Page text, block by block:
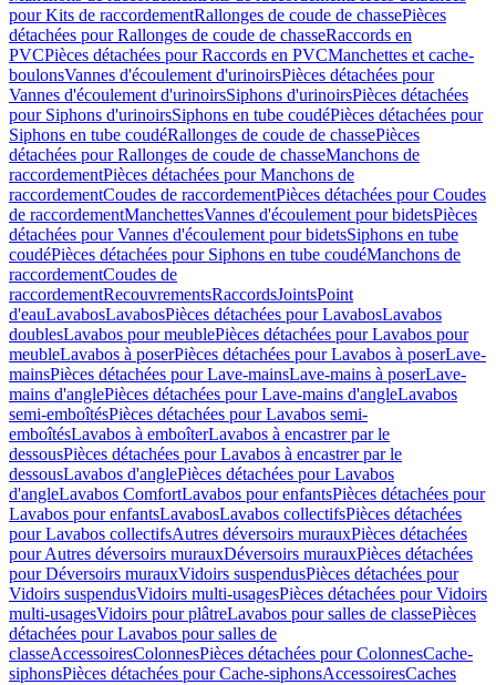
pour Kits de raccordementRallonges de coude de chassePièces
détachées pour Rallonges de coude de chasseRaccords en
PVCPièces détachées pour Raccords en PVCManchettes et cache-
boulonsVannes d'écoulement d'urinoirsPièces détachées pour
Vannes d'écoulement d'urinoirsSiphons d'urinoirsPièces détachées
pour Siphons d'urinoirsSiphons en tube coudéPièces détachées pour
Siphons en tube coudéRallonges de coude de chassePièces
détachées pour Rallonges de coude de chasseManchons de
raccordementPièces détachées pour Manchons de
raccordementCoudes de raccordementPièces détachées pour Coudes
de raccordementManchettesVannes d'écoulement pour bidetsPièces
détachées pour Vannes d'écoulement pour bidetsSiphons en tube
coudéPièces détachées pour Siphons en tube coudéManchons de
raccordementCoudes de
raccordementRecouvrementsRaccordsJointsPoint
d'eauLavabosLavabosPièces détachées pour LavabosLavabos
doublesLavabos pour meublePièces détachées pour Lavabos pour
meubleLavabos à poserPièces détachées pour Lavabos à poserLave-
mainsPièces détachées pour Lave-mainsLave-mains à poserLave-
mains d'anglePièces détachées pour Lave-mains d'angleLavabos
semi-emboîtésPièces détachées pour Lavabos semi-
emboîtésLavabos à emboîterLavabos à encastrer par le
dessousPièces détachées pour Lavabos à encastrer par le
dessousLavabos d'anglePièces détachées pour Lavabos
d'angleLavabos ComfortLavabos pour enfantsPièces détachées pour
Lavabos pour enfantsLavabosLavabos collectifsPièces détachées
pour Lavabos collectifsAutres déversoirs murauxPièces détachées
pour Autres déversoirs murauxDéversoirs murauxPièces détachées
pour Déversoirs murauxVidoirs suspendusPièces détachées pour
Vidoirs suspendusVidoirs multi-usagesPièces détachées pour Vidoirs
multi-usagesVidoirs pour plâtreLavabos pour salles de classePièces
détachées pour Lavabos pour salles de
classeAccessoiresColonnesPièces détachées pour ColonnesCache-
siphonsPièces détachées pour Cache-siphonsAccessoiresCaches